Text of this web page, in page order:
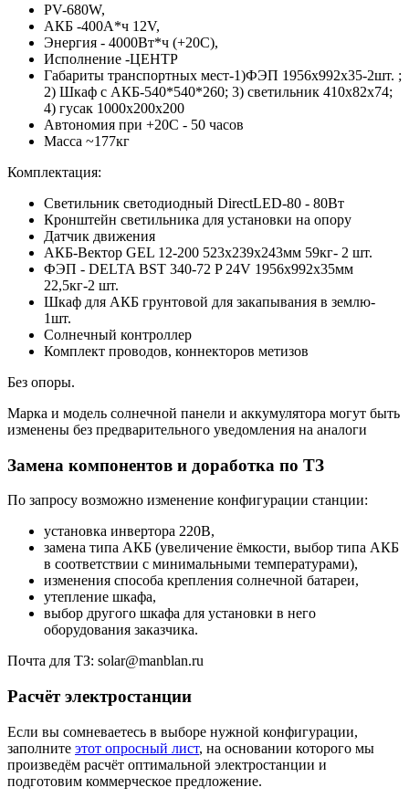
PV-680W,
АКБ -400А*ч 12V,
Энергия - 4000Вт*ч (+20С),
Исполнение -ЦЕНТР
Габариты транспортных мест-1)ФЭП 1956x992x35-2шт. ;
2) Шкаф с АКБ-540*540*260; 3) светильник 410x82x74;
4) гусак 1000х200х200
Автономия при +20С - 50 часов
Масса ~177кг
Комплектация:
Светильник светодиодный DirectLED-80 - 80Вт
Кронштейн светильника для установки на опору
Датчик движения
АКБ-Вектор GEL 12-200 523x239x243мм 59кг- 2 шт.
ФЭП - DELTA BST 340-72 P 24V 1956x992x35мм
22,5кг-2 шт.
Шкаф для АКБ грунтовой для закапывания в землю-
1шт.
Солнечный контроллер
Комплект проводов, коннекторов метизов
Без опоры.
Марка и модель солнечной панели и аккумулятора могут быть
изменены без предварительного уведомления на аналоги
Замена компонентов и доработка по ТЗ
По запросу возможно изменение конфигурации станции:
установка инвертора 220В,
замена типа АКБ (увеличение ёмкости, выбор типа АКБ
в соответствии с минимальными температурами),
изменения способа крепления солнечной батареи,
утепление шкафа,
выбор другого шкафа для установки в него
оборудования заказчика.
Почта для ТЗ: solar@manblan.ru
Расчёт электростанции
Если вы сомневаетесь в выборе нужной конфигурации,
заполните этот опросный лист, на основании которого мы
произведём расчёт оптимальной электростанции и
подготовим коммерческое предложение.